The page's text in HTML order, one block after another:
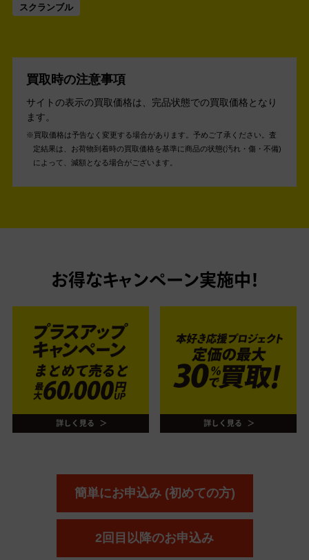
スクランブル
買取時の注意事項
サイトの表示の買取価格は、完品状態での買取価格となり
ます。
買取価格は予告なく変更する場合があります。予めご了承ください。 査
定結果は、お荷物到着時の買取価格を基準に商品の状態(汚れ・傷・不備)
によって、減額となる場合がございます。
お得なキャンペーン実施中！
簡単にお申込み (初めての方)
2回目以降のお申込み